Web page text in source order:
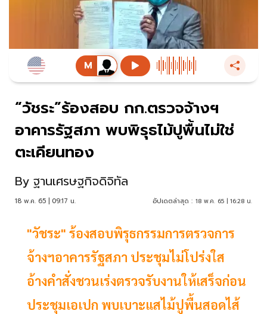
“วัชระ”ร้องสอบ กก.ตรวจจ้างฯ
อาคารรัฐสภา พบพิรุธไม้ปูพื้นไม่ใช่
ตะเคียนทอง
By ฐานเศรษฐกิจดิจิทัล
18 พ.ค. 65 | 09:17 น. อัปเดตล่าสุด : 18 พ.ค. 65 | 16:28 น.
"วัชระ" ร้องสอบพิรุธกรรมการตรวจการ
จ้างฯอาคารรัฐสภา ประชุมไม่โปร่งใส
อ้างคำสั่งชวนเร่งตรวจรับงานให้เสร็จก่อน
ประชุมเอเปก พบเบาะแสไม้ปูพื้นสอดไส้